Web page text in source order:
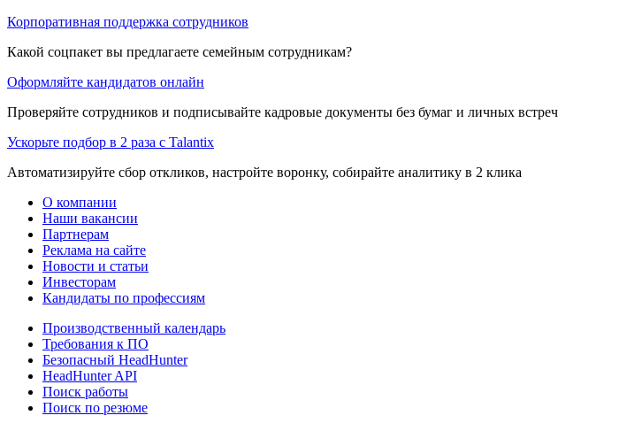
Корпоративная поддержка сотрудников
Какой соцпакет вы предлагаете семейным сотрудникам?
Оформляйте кандидатов онлайн
Проверяйте сотрудников и подписывайте кадровые документы без бумаг и личных встреч
Ускорьте подбор в 2 раза с Talantix
Автоматизируйте сбор откликов, настройте воронку, собирайте аналитику в 2 клика
О компании
Наши вакансии
Партнерам
Реклама на сайте
Новости и статьи
Инвесторам
Кандидаты по профессиям
Производственный календарь
Требования к ПО
Безопасный HeadHunter
HeadHunter API
Поиск работы
Поиск по резюме